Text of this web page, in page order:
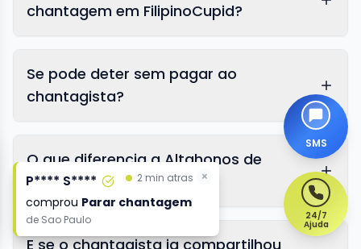
chantagem em FilipinoCupid?
Se pode deter sem pagar ao
chantagista?
O que diferencia a Altahonos de
outros serviços?
E se o chantagista ja compartilhou
P**** S**** 2 min atras
comprou Parar chantagem
de Sao Paulo
×
P**** S**** 2 min atras
comprou Parar chantagem
de Sao Paulo
×
24/7
Ajuda
SMS